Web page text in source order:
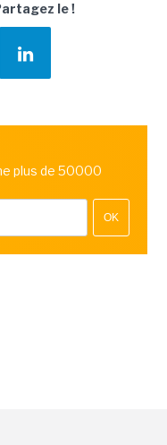
le !
plus de 50000
OK